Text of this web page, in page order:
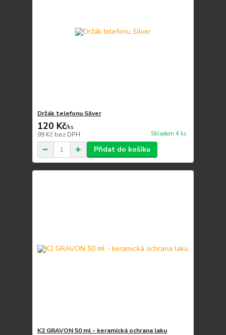
Držák telefonu Silver
120 Kč/ks
99 Kč bez DPH Skladem 4 ks
Přidat do košíku
K2 GRAVON 50 ml - keramická ochrana laku